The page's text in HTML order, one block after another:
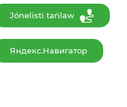
Jónelisti tańlaw
Яндекс.Навигатор